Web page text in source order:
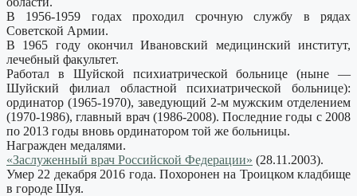
В 1956-1959 годах проходил срочную службу в рядах
Советской Армии.
В 1965 году окончил Ивановский медицинский институт,
лечебный факультет.
Работал в Шуйской психиатрической больнице (ныне —
Шуйский филиал областной психиатрической больнице):
ординатор (1965-1970), заведующий 2-м мужским отделением
(1970-1986), главный врач (1986-2008). Последние годы с 2008
по 2013 годы вновь ординатором той же больницы.
Награжден медалями.
«Заслуженный врач Российской Федерации» (28.11.2003).
Умер 22 декабря 2016 года. Похоронен на Троицком кладбище
в городе Шуя.